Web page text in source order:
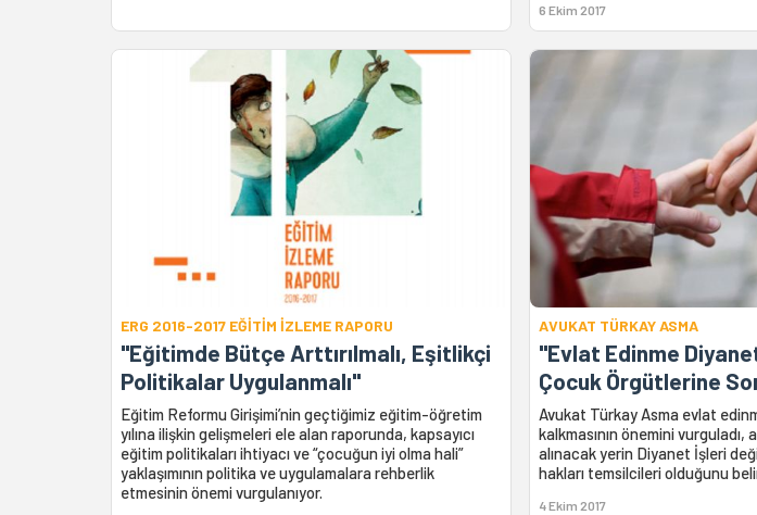
6 Ekim 2017
ERG 2016-2017 EĞİTİM İZLEME RAPORU
"Eğitimde Bütçe Arttırılmalı, Eşitlikçi
Politikalar Uygulanmalı"
Eğitim Reformu Girişimi’nin geçtiğimiz eğitim-öğretim
yılına ilişkin gelişmeleri ele alan raporunda, kapsayıcı
eğitim politikaları ihtiyacı ve “çocuğun iyi olma hali”
yaklaşımının politika ve uygulamalara rehberlik
etmesinin önemi vurgulanıyor.
AVUKAT TÜRKAY ASMA
"Evlat Edinme
Çocuk Örgütlerine
Avukat Türkay Asma evlat
kalkmasının önemini
alınacak yerin Diyanet İşleri
hakları temsilcileri olduğunu
4 Ekim 2017